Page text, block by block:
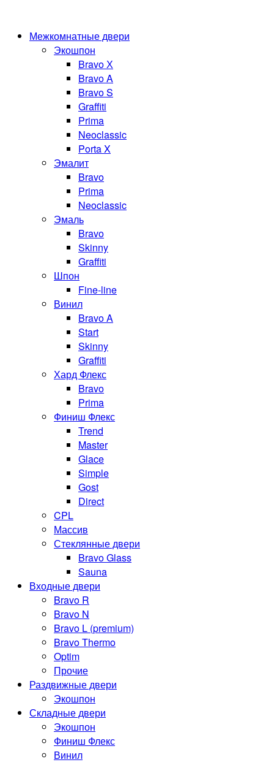
Межкомнатные двери
Экошпон
Bravo Х
Bravo A
Bravo S
Graffiti
Prima
Neoclassic
Porta X
Эмалит
Bravo
Prima
Neoclassic
Эмаль
Bravo
Skinny
Graffiti
Шпон
Fine-line
Винил
Bravo A
Start
Skinny
Graffiti
Хард Флекс
Bravo
Prima
Финиш Флекс
Trend
Master
Glace
Simple
Gost
Direct
CPL
Массив
Стеклянные двери
Bravo Glass
Sauna
Входные двери
Bravo R
Bravo N
Bravo L (premium)
Bravo Thermo
Optim
Прочие
Раздвижные двери
Экошпон
Складные двери
Экошпон
Финиш Флекс
Винил